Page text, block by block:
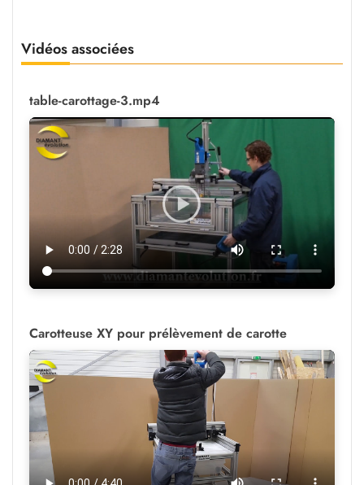
Vidéos associées
table-carottage-3.mp4
Carotteuse XY pour prélèvement de carotte